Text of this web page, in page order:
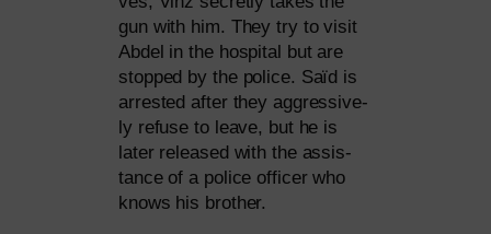
gun with him. They try to visit
Abdel in the hos­pi­tal but are
stop­ped by the poli­ce. Saïd is
arres­ted after they aggres­si­ve­
ly refu­se to lea­ve, but he is
later released with the assis­
tance of a poli­ce offi­cer who
knows his brother.